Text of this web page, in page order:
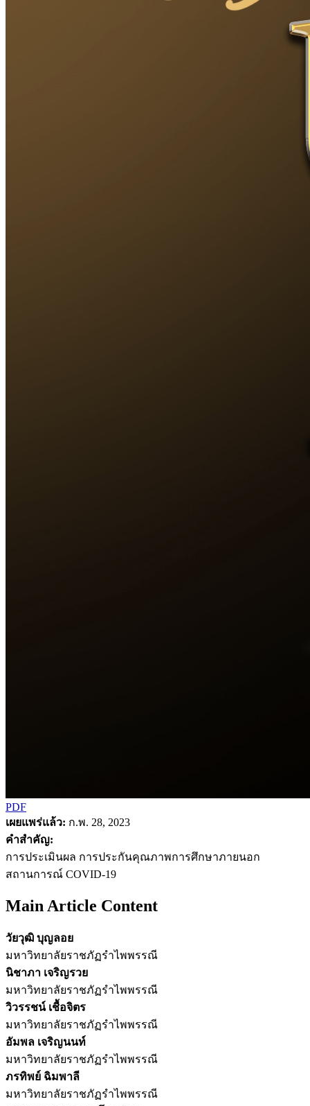
PDF
เผยแพร่แล้ว: ก.พ. 28, 2023
คำสำคัญ:
การประเมินผล การประกันคุณภาพการศึกษาภายนอก
สถานการณ์ COVID-19
Main Article Content
วัยวุฒิ บุญลอย
มหาวิทยาลัยราชภัฏรำไพพรรณี
นิชาภา เจริญรวย
มหาวิทยาลัยราชภัฏรำไพพรรณี
วิวรรชน์ เชื้อจิตร
มหาวิทยาลัยราชภัฏรำไพพรรณี
อัมพล เจริญนนท์
มหาวิทยาลัยราชภัฏรำไพพรรณี
ภรทิพย์ ฉิมพาลี
มหาวิทยาลัยราชภัฏรำไพพรรณี